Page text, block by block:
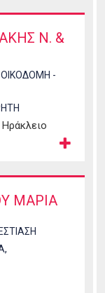
Ν. &
ΟΙΚΟΔΟΜΗ -
ΜΑΡΙΑ
,